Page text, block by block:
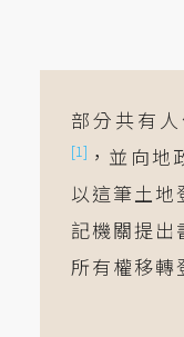
部分共有
[1] ，並向地
以這筆土地
記機關提出
所有權移轉